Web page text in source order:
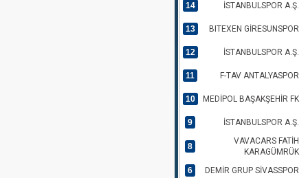
14 İSTANBULSPOR A.Ş.
13 BITEXEN GİRESUNSPOR
12 İSTANBULSPOR A.Ş.
11 F-TAV ANTALYASPOR
10 MEDİPOL BAŞAKŞEHİR FK
9 İSTANBULSPOR A.Ş.
8
VAVACARS FATİH
KARAGÜMRÜK
6 DEMİR GRUP SİVASSPOR